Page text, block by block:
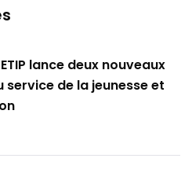
lance deux nouveaux
service de la jeunesse et